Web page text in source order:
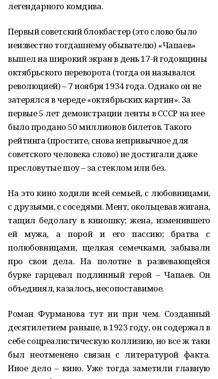
легендарного комдива.
Первый советский блокбастер (это слово было
неизвестно тогдашнему обывателю) «Чапаев»
вышел на широкий экран в день 17-й годовщины
октябрьского переворота (тогда он назывался
революцией) – 7 ноября 1934 года. Однако он не
затерялся в череде «октябрьских картин». За
первые 5 лет демонстрации ленты в СССР на нее
было продано 50 миллионов билетов. Такого
рейтинга (простите, снова непривычное для
советского человека слово) не достигали даже
пресловутые шоу – за стеклом или без.
На это кино ходили всей семьей, с любовницами,
с друзьями, с соседями. Мент, окольцевав жигана,
тащил бедолагу в киношку; жена, изменившего
ей мужа, а порой и его пассию; братва с
полюбовницами, щелкая семечками, забывали
про свои дела. На полотне в развевающейся
бурке гарцевал подлинный герой – Чапаев. Он
объединял, казалось, несопоставимое.
Роман Фурманова тут ни при чем. Созданный
десятилетием раньше, в 1923 году, он содержал в
себе соцреалистическую коллизию, но все ж таки
был неотменено связан с литературой факта.
Иное дело – кино. Уже тогда заметили главную